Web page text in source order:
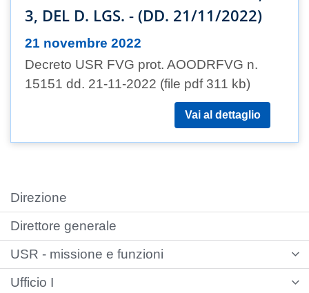
3, DEL D. LGS. - (DD. 21/11/2022)
21 novembre 2022
Decreto USR FVG prot. AOODRFVG n.
15151 dd. 21-11-2022 (file pdf 311 kb)
Vai al dettaglio
Direzione
Direttore generale
USR - missione e funzioni
Ufficio I